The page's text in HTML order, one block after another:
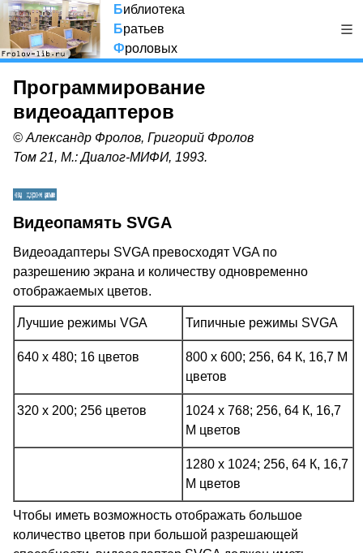
Библиотека
Братьев
Фроловых
Программирование
видеоадаптеров
© Александр Фролов, Григорий Фролов
Том 21, М.: Диалог-МИФИ, 1993.
Видеопамять SVGA
Видеоадаптеры SVGA превосходят VGA по
разрешению экрана и количеству одновременно
отображаемых цветов.
Лучшие режимы VGA Типичные режимы SVGA
640 x 480; 16 цветов
800 x 600; 256, 64 К, 16,7 М
цветов
320 x 200; 256 цветов
1024 x 768; 256, 64 К, 16,7
М цветов
1280 x 1024; 256, 64 К, 16,7
М цветов
Чтобы иметь возможность отображать большое
количество цветов при большой разрешающей